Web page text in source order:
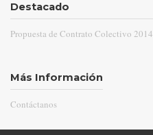
Destacado
Propuesta de Contrato Colectivo 2014
Más Información
Contáctanos